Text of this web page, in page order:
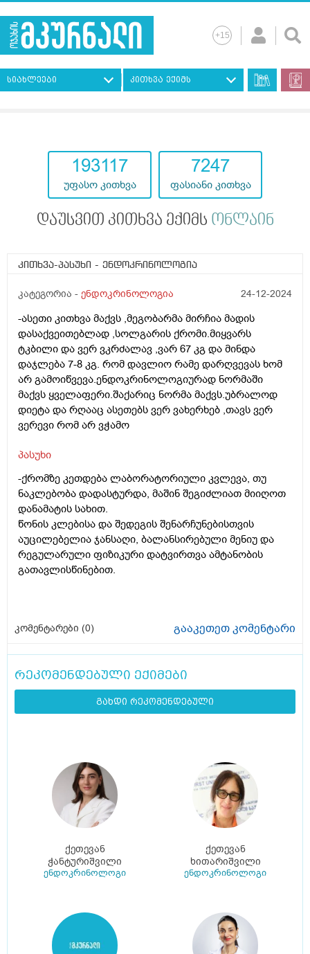
სიახლეები კითხვა ექიმს
193117
უფასო კითხვა
7247
ფასიანი კითხვა
დაუსვით კითხვა ექიმს ონლაინ
კითხვა-პასუხი - ენდოკრინოლოგია
კატეგორია - ენდოკრინოლოგია 24-12-2024
-ასეთი კითხვა მაქვს ,მეგობარმა მირჩია მადის
დასაქვეითებლად ,სოლგარის ქრომი.მიყვარს
ტკბილი და ვერ ვკრძალავ ,ვარ 67 კგ და მინდა
დაჯლება 7-8 კგ. რომ დავლიო რამე დარღვევას ხომ
არ გამოიწვევა.ენდოკრინოლოგიურად ნორმაში
მაქვს ყველაფერი.შაქარიც ნორმა მაქვს.უბრალოდ
დიეტა და რღააც ასეთებს ვერ ვახერხებ ,თავს ვერ
ვერევი რომ არ ვჭამო
პასუხი
-ქრომზე კეთდება ლაბორატორიული კვლევა, თუ
ნაკლებობა დადასტურდა, მაშინ შეგიძლიათ მიიღოთ
დანამატის სახით.
წონის კლებისა და შედეგის შენარჩუნებისთვის
აუცილებელია ჯანსაღი, ბალანსირებული მენიუ და
რეგულარული ფიზიკური დატვირთვა ამტანობის
გათავლისწინებით.
კომენტარები (0) გააკეთეთ კომენტარი
რეკომენდებული ექიმები
გახდი რეკომენდებული
ქეთევან
ჭანტურიშვილი
ენდოკრინოლოგი
ქეთევან
ხითარიშვილი
ენდოკრინოლოგი